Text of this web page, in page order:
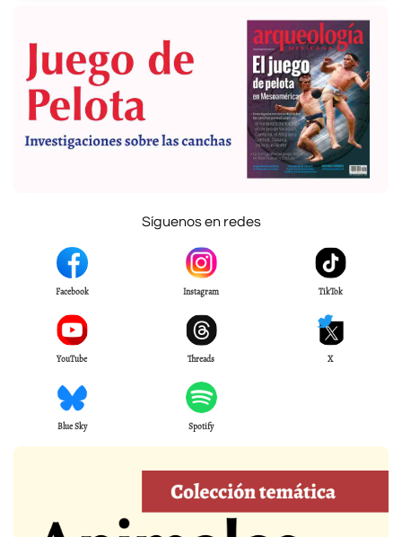
Síguenos en redes
Facebook Instagram TikTok
YouTube Threads X
Blue Sky Spotify